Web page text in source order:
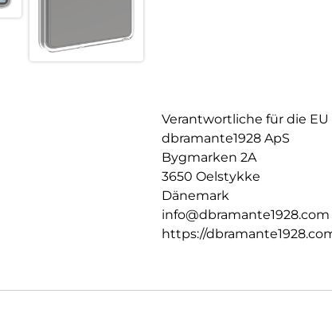
Verantwortliche für die EU
dbramante1928 ApS
Bygmarken 2A
3650 Oelstykke
Dänemark
info@dbramante1928.com
https://